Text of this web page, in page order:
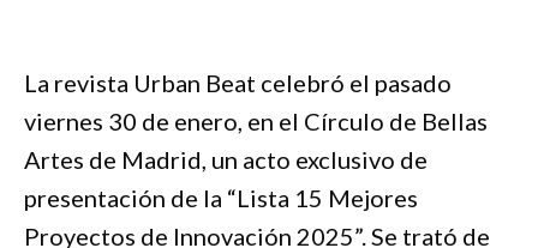
La revista Urban Beat celebró el pasado
viernes 30 de enero, en el Círculo de Bellas
Artes de Madrid, un acto exclusivo de
presentación de la “Lista 15 Mejores
Proyectos de Innovación 2025”. Se trató de